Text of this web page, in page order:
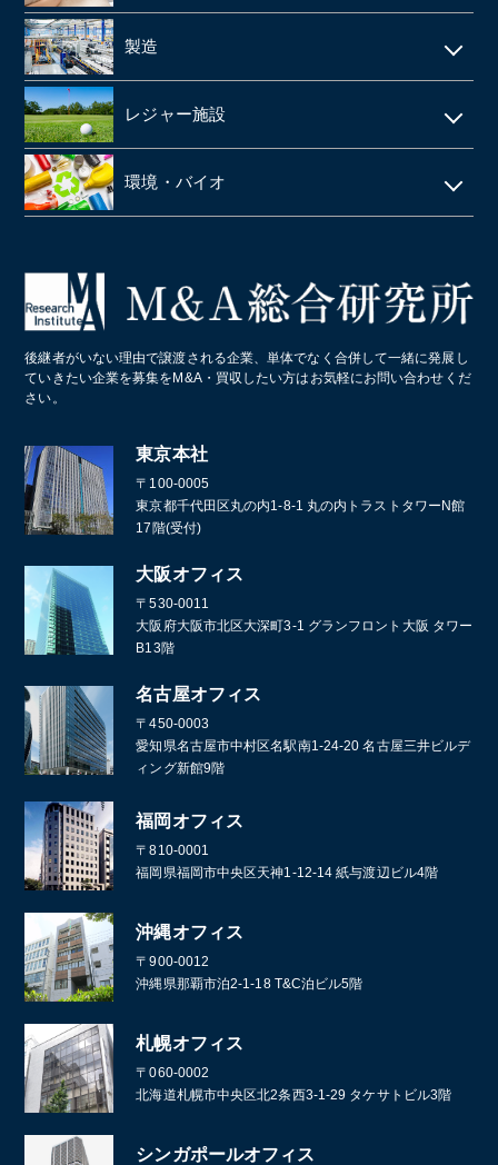
動物病院
歯科
眼科クリニック
医薬品卸
障害者施設 ・就労継続支援施設
清酒酒造・酒蔵
お弁当・惣菜屋
給食・テイクアウト・配達飲食
ラーメン屋
居酒屋
スーパーマーケット
FC(フランチャイズ加盟店)
ドラッグストア
LPガス
警備
エステサロン
ネイルサロン
税理士事務所・会計事務所
コールセンター
スポーツクラブ・フィットネスクラブ
葬儀
製造
印刷
塗料・塗料卸売メーカー
段ボール
造船業・重機・プラント業界
レジャー施設
ゴルフ場
クライミングジム・ボルダリングジム
環境・バイオ
後継者がいない理由で譲渡される企業、単体でなく合併して一緒に発展し
ていきたい企業を募集をM&A・買収したい方はお気軽にお問い合わせくだ
さい。
東京本社
〒100-0005
東京都千代田区丸の内1-8-1 丸の内トラストタワーN館
17階(受付)
大阪オフィス
〒530-0011
大阪府大阪市北区大深町3-1 グランフロント大阪 タワー
B13階
名古屋オフィス
〒450-0003
愛知県名古屋市中村区名駅南1-24-20 名古屋三井ビルデ
ィング新館9階
福岡オフィス
〒810-0001
福岡県福岡市中央区天神1-12-14 紙与渡辺ビル4階
沖縄オフィス
〒900-0012
沖縄県那覇市泊2-1-18 T&C泊ビル5階
札幌オフィス
〒060-0002
北海道札幌市中央区北2条西3-1-29 タケサトビル3階
シンガポールオフィス